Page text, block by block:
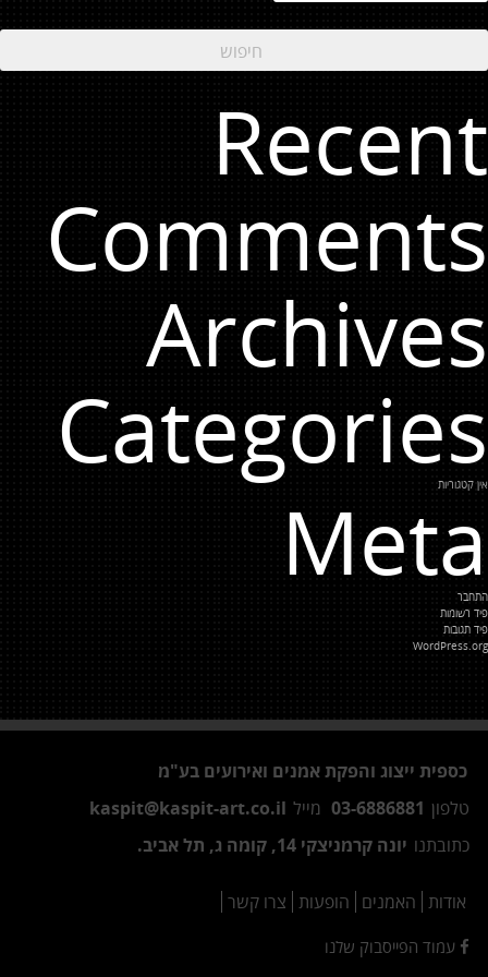
Recent
Comments
Archives
Categories
אין קטגוריות
Meta
התחבר
פיד רשומות
פיד תגובות
WordPress.org
כספית ייצוג והפקת אמנים ואירועים בע"מ
טלפון 03-6886881 מייל kaspit@kaspit-art.co.il
כתובתנו יונה קרמניצקי 14, קומה ג, תל אביב.
אודות האמנים הופעות צרו קשר
עמוד הפייסבוק שלנו